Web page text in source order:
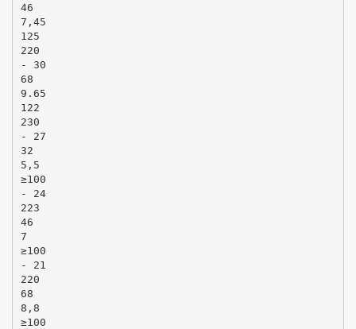
46
7,45
125
220
- 30
68
9.65
122
230
- 27
32
5,5
≥100
- 24
223
46
7
≥100
- 21
220
68
8,8
≥100